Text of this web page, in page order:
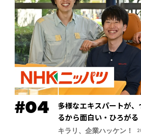
多様なエキスパートが
るから面白い・ひろが
（ニッパツ）】
キラリ、企業ハッケン！